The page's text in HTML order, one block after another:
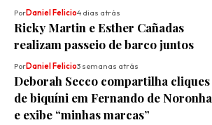
PorDaniel Felicio4 dias atrás
Ricky Martin e Esther Cañadas
realizam passeio de barco juntos
PorDaniel Felicio3 semanas atrás
Deborah Secco compartilha cliques
de biquíni em Fernando de Noronha
e exibe “minhas marcas”